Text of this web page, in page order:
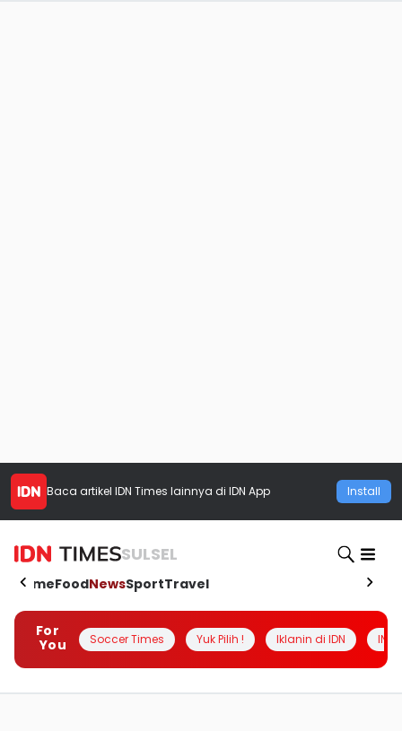
Baca artikel IDN Times lainnya di IDN App Install
SULSEL
HomeFoodNewsSportTravel
For
You
Soccer Times Yuk Pilih ! Iklanin di IDN